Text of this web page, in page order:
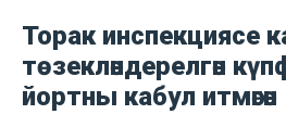
Торак инспекциясе
төзекләндерелгән
йортны кабул итмәгән